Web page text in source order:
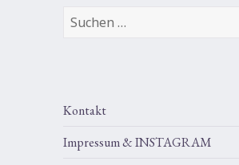
Suchen
Kontakt
Impressum & INSTAGRAM